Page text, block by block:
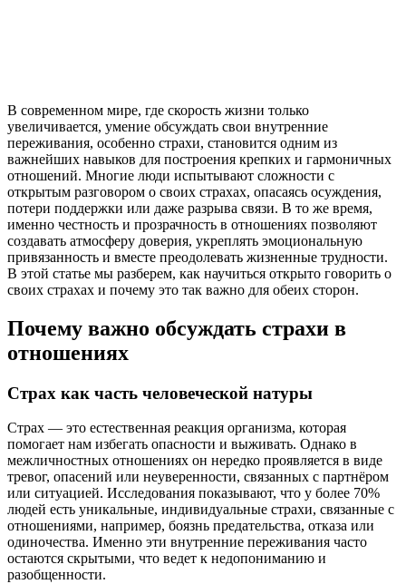
В современном мире, где скорость жизни только
увеличивается, умение обсуждать свои внутренние
переживания, особенно страхи, становится одним из
важнейших навыков для построения крепких и гармоничных
отношений. Многие люди испытывают сложности с
открытым разговором о своих страхах, опасаясь осуждения,
потери поддержки или даже разрыва связи. В то же время,
именно честность и прозрачность в отношениях позволяют
создавать атмосферу доверия, укреплять эмоциональную
привязанность и вместе преодолевать жизненные трудности.
В этой статье мы разберем, как научиться открыто говорить о
своих страхах и почему это так важно для обеих сторон.
Почему важно обсуждать страхи в
отношениях
Страх как часть человеческой натуры
Страх — это естественная реакция организма, которая
помогает нам избегать опасности и выживать. Однако в
межличностных отношениях он нередко проявляется в виде
тревог, опасений или неуверенности, связанных с партнёром
или ситуацией. Исследования показывают, что у более 70%
людей есть уникальные, индивидуальные страхи, связанные с
отношениями, например, боязнь предательства, отказа или
одиночества. Именно эти внутренние переживания часто
остаются скрытыми, что ведет к недопониманию и
разобщенности.